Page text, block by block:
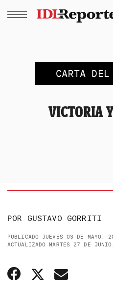
CARTA
VICTORIA
POR GUSTAVO GORRITI
PUBLICADO JUEVES 03 DE
ACTUALIZADO MARTES 27 DE